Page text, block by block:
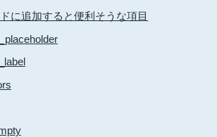
に追加すると便利そうな項目